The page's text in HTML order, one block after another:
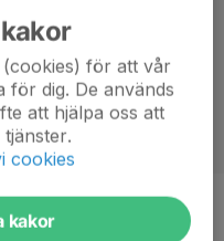
för att vår
för dig. De används
att hjälpa oss att
cookies
kakor